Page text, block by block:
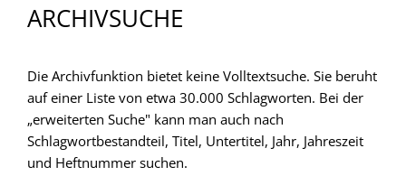
ARCHIVSUCHE
Die Archivfunktion bietet keine Volltextsuche. Sie beruht
auf einer Liste von etwa 30.000 Schlagworten. Bei der
„erweiterten Suche" kann man auch nach
Schlagwortbestandteil, Titel, Untertitel, Jahr, Jahreszeit
und Heftnummer suchen.